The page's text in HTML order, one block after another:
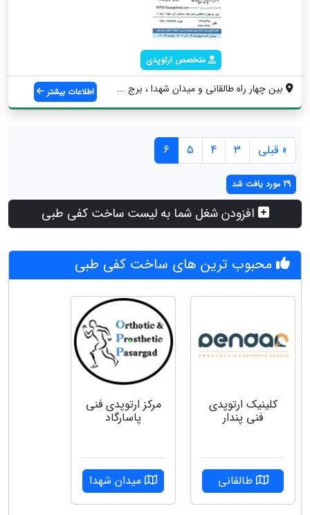
متخصص ارتوپدی
بین چهار راه طالقانی و میدان شهدا ، برج ... اطلاعات بیشتر
« قبلی 3
4
5
6
29 مورد یافت شد
افزودن شغل شما به لیست ساخت کفی طبی
محبوب ترین های ساخت کفی طبی
کلینیک ارتوپدی
فنی پندار
طالقانی
مرکز ارتوپدی فنی
پاسارگاد
میدان شهدا